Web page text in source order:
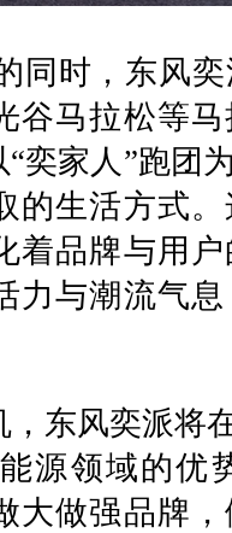
时，东风奕
谷马拉松等
奕家人”跑团
的生活方式
着品牌与用
力与潮流气
东风奕派将
源领域的优
大做强品牌